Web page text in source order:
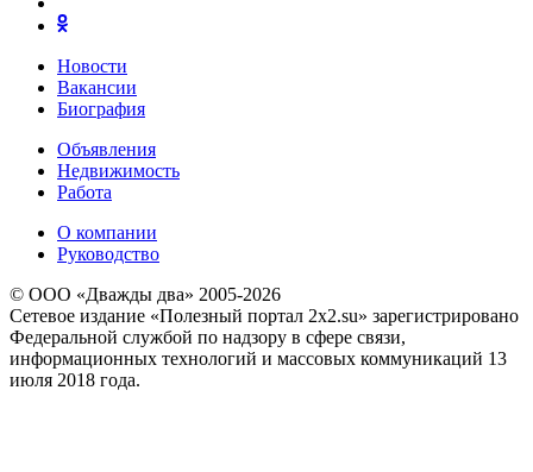
Новости
Вакансии
Биография
Объявления
Недвижимость
Работа
О компании
Руководство
© ООО «Дважды два» 2005-2026
Сетевое издание «Полезный портал 2x2.su» зарегистрировано
Федеральной службой по надзору в сфере связи,
информационных технологий и массовых коммуникаций 13
июля 2018 года.